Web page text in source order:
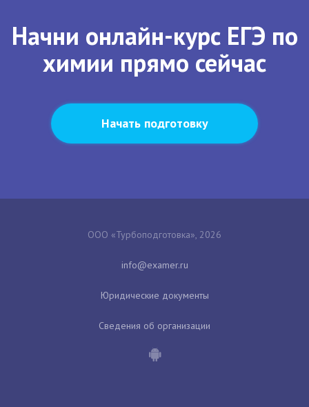
Начни онлайн-курс ЕГЭ по
химии прямо сейчас
Начать подготовку
ООО «Турбоподготовка», 2026
Юридические документы
Сведения об организации